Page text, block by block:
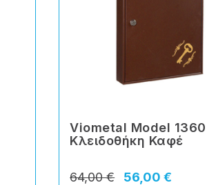
Viometal Model 1360
Κλειδοθήκη Καφέ
56,00 €
64,00 €